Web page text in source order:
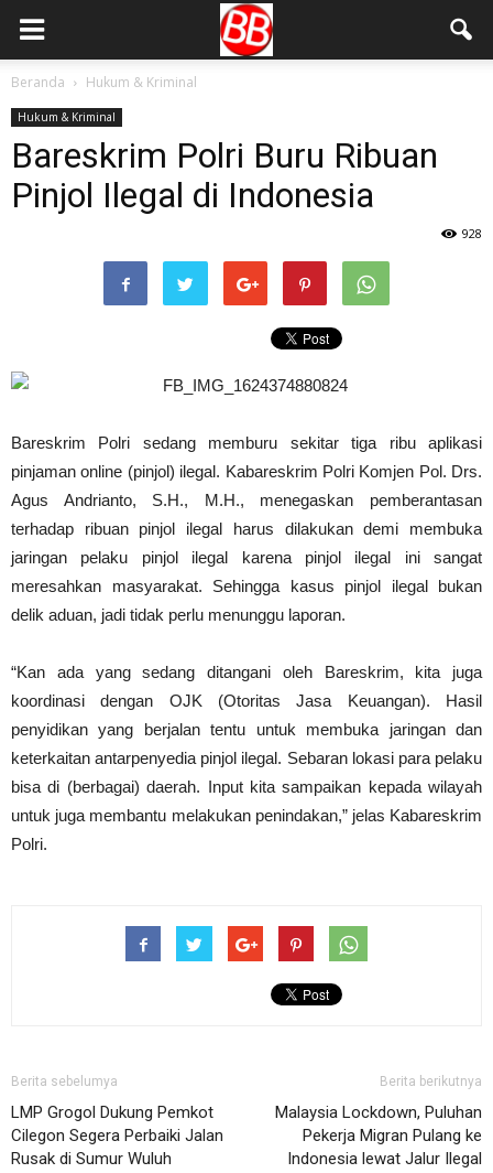
Beranda Hukum & Kriminal
Hukum & Kriminal
Bareskrim Polri Buru Ribuan
Pinjol Ilegal di Indonesia
928
Bareskrim Polri sedang memburu sekitar tiga ribu aplikasi
pinjaman online (pinjol) ilegal. Kabareskrim Polri Komjen Pol. Drs.
Agus Andrianto, S.H., M.H., menegaskan pemberantasan
terhadap ribuan pinjol ilegal harus dilakukan demi membuka
jaringan pelaku pinjol ilegal karena pinjol ilegal ini sangat
meresahkan masyarakat. Sehingga kasus pinjol ilegal bukan
delik aduan, jadi tidak perlu menunggu laporan.
“Kan ada yang sedang ditangani oleh Bareskrim, kita juga
koordinasi dengan OJK (Otoritas Jasa Keuangan). Hasil
penyidikan yang berjalan tentu untuk membuka jaringan dan
keterkaitan antarpenyedia pinjol ilegal. Sebaran lokasi para pelaku
bisa di (berbagai) daerah. Input kita sampaikan kepada wilayah
untuk juga membantu melakukan penindakan,” jelas Kabareskrim
Polri.
Berita sebelumya
LMP Grogol Dukung Pemkot
Cilegon Segera Perbaiki Jalan
Rusak di Sumur Wuluh
Berita berikutnya
Malaysia Lockdown, Puluhan
Pekerja Migran Pulang ke
Indonesia lewat Jalur Ilegal